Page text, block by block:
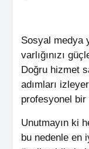
Sosyal medya
varlığınızı
Doğru hizmet
adımları
profesyonel
Unutmayın ki
bu nedenle en